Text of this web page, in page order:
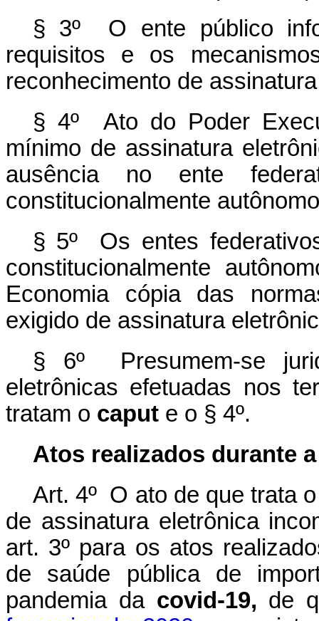
§ 3º O ente público
requisitos e os
reconhecimento de
§ 4º Ato do Poder
mínimo de assinatura
ausência no ente
constitucionalmente
§ 5º Os entes
constitucionalmente
Economia cópia das
exigido de assinatura
§ 6º Presumem-se
eletrônicas efetuadas nos
tratam o caput e o § 4º.
Atos realizados durante
Art. 4º O ato de que trata
de assinatura eletrônica
art. 3º para os atos
de saúde pública de
pandemia da covid-19, de